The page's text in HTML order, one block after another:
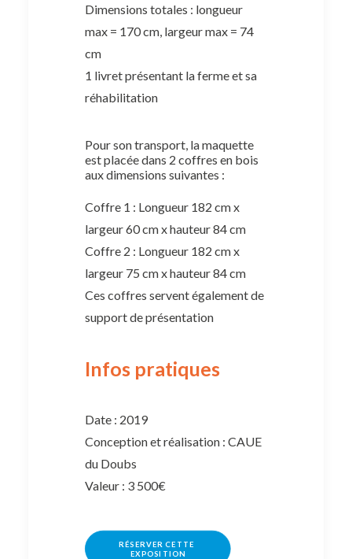
Dimensions totales : longueur
max = 170 cm, largeur max = 74
cm
1 livret présentant la ferme et sa
réhabilitation
Pour son transport, la maquette
est placée dans 2 coffres en bois
aux dimensions suivantes :
Coffre 1 : Longueur 182 cm x
largeur 60 cm x hauteur 84 cm
Coffre 2 : Longueur 182 cm x
largeur 75 cm x hauteur 84 cm
Ces coffres servent également de
support de présentation
Infos pratiques
Date : 2019
Conception et réalisation : CAUE
du Doubs
Valeur : 3 500€
RÉSERVER CETTE
EXPOSITION